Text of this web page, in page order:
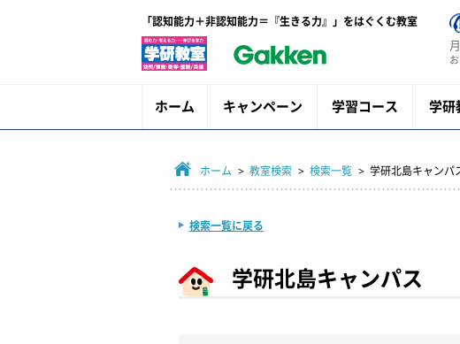
「認知能力＋非認知能力＝『生きる力』」をはぐくむ教室
ホーム キャンペーン 学習コース 学研
ホーム > 教室検索 > 検索一覧 > 学研北島キャンパ
検索一覧に戻る
学研北島キャンパス